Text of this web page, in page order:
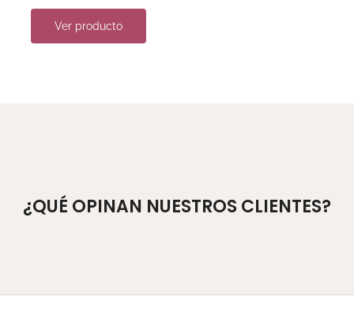
Ver producto
¿QUÉ OPINAN NUESTROS CLIENTES?